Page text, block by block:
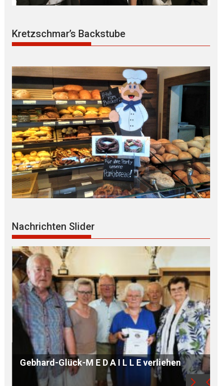
Kretzschmar’s Backstube
Nachrichten Slider
B Ü R G E R S P R E C H S T U N D E mit Ursula
WEGER